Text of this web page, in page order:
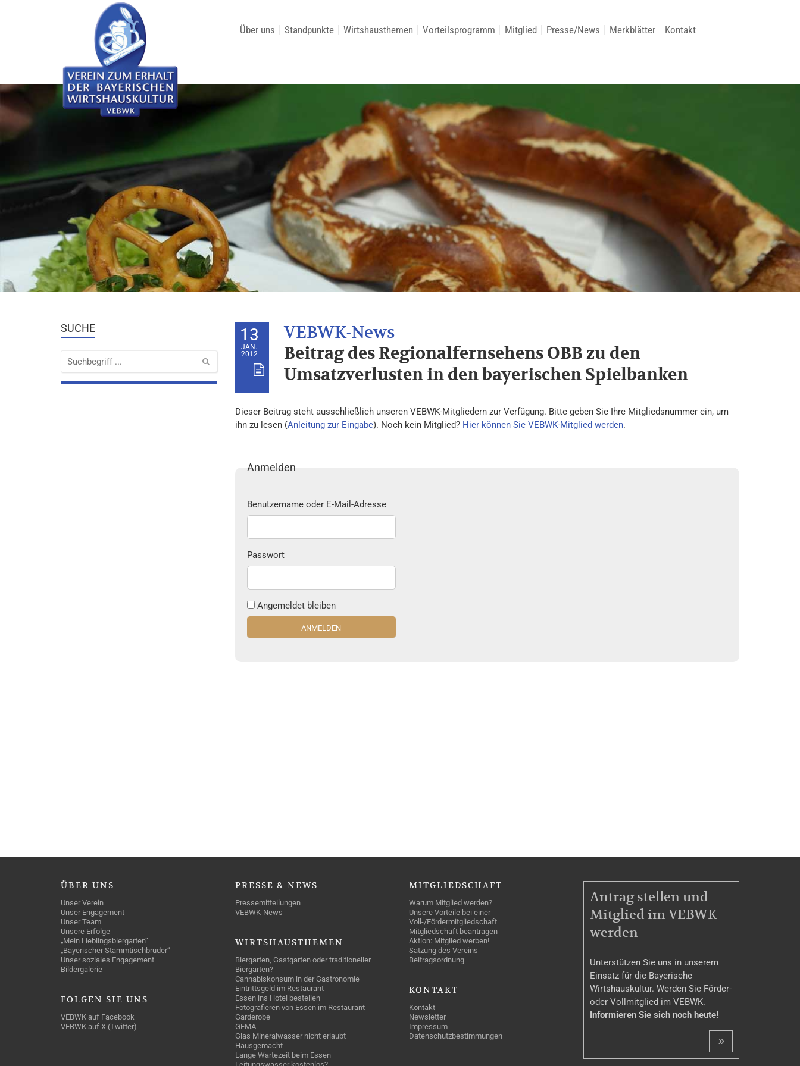
Über uns Standpunkte Wirtshausthemen Vorteilsprogramm Mitglied Presse/News Merkblätter Kontakt
SUCHE 13
JAN.
2012
Beitrag des Regionalfernsehens OBB zu den
Umsatzverlusten in den bayerischen Spielbanken
Dieser Beitrag steht ausschließlich unseren VEBWK-Mitgliedern zur Verfügung. Bitte geben Sie Ihre Mitgliedsnummer ein, um
ihn zu lesen (Anleitung zur Eingabe). Noch kein Mitglied? Hier können Sie VEBWK-Mitglied werden.
Anmelden
Benutzername oder E-Mail-Adresse
Passwort
Angemeldet bleiben
ÜBER UNS
Unser Verein
Unser Engagement
Unser Team
Unsere Erfolge
„Mein Lieblingsbiergarten“
„Bayerischer Stammtischbruder“
Unser soziales Engagement
Bildergalerie
FOLGEN SIE UNS
VEBWK auf Facebook
VEBWK auf X (Twitter)
PRESSE & NEWS
Pressemitteilungen
VEBWK-News
WIRTSHAUSTHEMEN
Biergarten, Gastgarten oder traditioneller
Biergarten?
Cannabiskonsum in der Gastronomie
Eintrittsgeld im Restaurant
Essen ins Hotel bestellen
Fotografieren von Essen im Restaurant
Garderobe
GEMA
Glas Mineralwasser nicht erlaubt
Hausgemacht
Lange Wartezeit beim Essen
MITGLIEDSCHAFT
Warum Mitglied werden?
Unsere Vorteile bei einer
Voll-/Fördermitgliedschaft
Mitgliedschaft beantragen
Aktion: Mitglied werben!
Satzung des Vereins
Beitragsordnung
KONTAKT
Kontakt
Newsletter
Impressum
Datenschutzbestimmungen
MITGLIEDSCHAFT
Antrag stellen und
Mitglied im VEBWK
werden
Unterstützen Sie uns in unserem
Einsatz für die Bayerische
Wirtshauskultur. Werden Sie Förder-
oder Vollmitglied im VEBWK.
Informieren Sie sich noch heute!
»